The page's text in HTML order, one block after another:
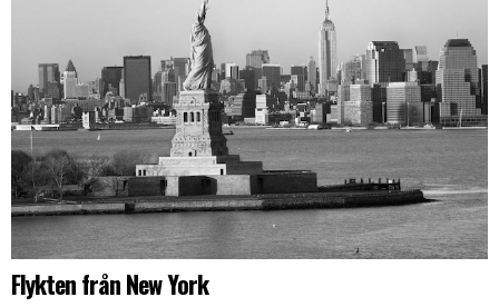
Flykten från New York